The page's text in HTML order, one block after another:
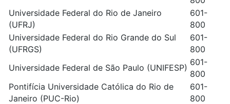
Universidade Federal do Rio de Janeiro
(UFRJ)
601-
800
Universidade Federal do Rio Grande do Sul
(UFRGS)
601-
800
Universidade Federal de São Paulo (UNIFESP)
601-
800
Pontifícia Universidade Católica do Rio de
Janeiro (PUC-Rio)
601-
800